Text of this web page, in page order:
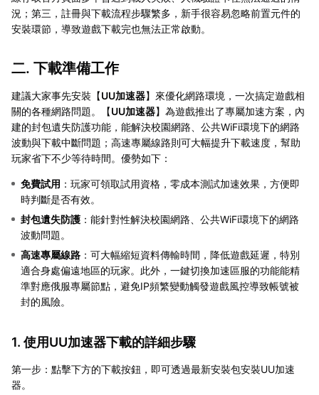
況；第三，註冊與下載流程步驟繁多，新手很容易忽略前置元件的
安裝環節，導致遊戲下載完也無法正常啟動。
二. 下載準備工作
建議大家事先安裝【UU加速器】來優化網路環境，一次搞定遊戲相
關的各種網路問題。【UU加速器】為遊戲推出了專屬加速方案，內
建的封包遺失防護功能，能解決校園網路、公共WiFi環境下的網路
波動與下載中斷問題；高速專屬線路則可大幅提升下載速度，幫助
玩家省下不少等待時間。優勢如下：
免費試用 ：玩家可領取試用資格，零成本測試加速效果，方便即
時判斷是否有效。
封包遺失防護 ：能針對性解決校園網路、公共WiFi環境下的網路
波動問題。
高速專屬線路 ：可大幅縮短資料傳輸時間，降低遊戲延遲，特別
適合身處偏遠地區的玩家。此外，一鍵切換加速區服的功能能精
準對應俄服專屬節點，避免IP頻繁變動觸發遊戲風控導致帳號被
封的風險。
1. 使用UU加速器下載的詳細步驟
第一步：點擊下方的下載按鈕，即可透過最新安裝包安裝UU加速
器。